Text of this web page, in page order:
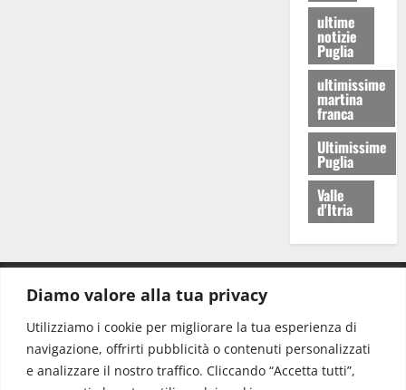
Diamo valore alla tua privacy
Utilizziamo i cookie per migliorare la tua esperienza di
navigazione, offrirti pubblicità o contenuti personalizzati
e analizzare il nostro traffico. Cliccando “Accetta tutti”,
ultime
notizie
Puglia
ultimissime
martina
franca
Ultimissime
Puglia
Valle
d'Itria
Redazione: redazione@www.martinasera.it
Direttore:direttore@www.martinasera.it